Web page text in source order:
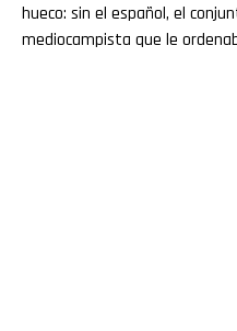
hueco: sin el español, el
mediocampista que le